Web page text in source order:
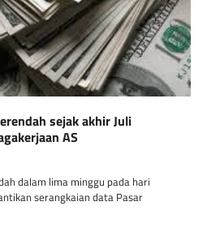
sejak akhir Juli
AS
dalam lima minggu pada hari
serangkaian data Pasar